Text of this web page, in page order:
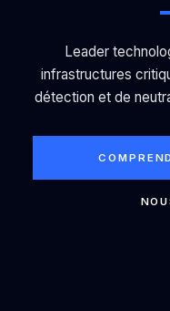
Leader
infrastructures
détection et de